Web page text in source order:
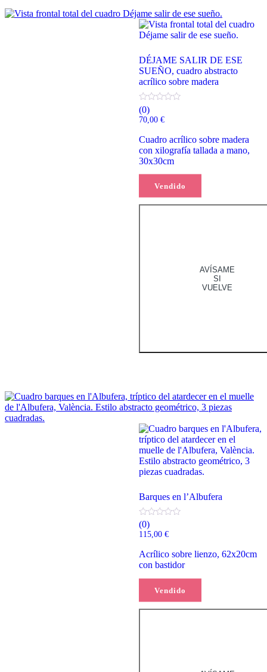
Vendido
DÉJAME SALIR DE ESE
SUEÑO, cuadro abstracto
acrílico sobre madera
(0)
70,00 €
Cuadro acrílico sobre madera
con xilografía tallada a mano,
30x30cm
Leer más
AVÍSAME
SI
VUELVE
Vendido
Barques en l’Albufera
(0)
115,00 €
Acrílico sobre lienzo, 62x20cm
con bastidor
Leer más